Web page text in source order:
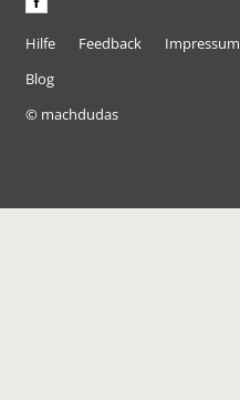
Hilfe Feedback Impressum
Blog
© machdudas